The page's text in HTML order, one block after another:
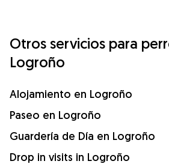
Otros servicios para
Logroño
Alojamiento en Logroño
Paseo en Logroño
Guardería de Día en Logroño
Drop in visits in Logroño